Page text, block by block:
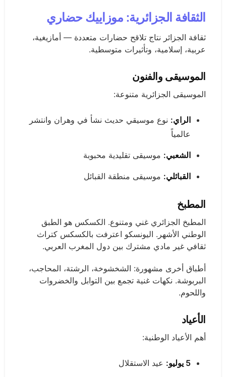
الثقافة الجزائرية: موزاييك حضاري
ثقافة الجزائر نتاج تلاقح حضارات متعددة — أمازيغية،
عربية، إسلامية، وتأثيرات متوسطية.
الموسيقى والفنون
الموسيقى الجزائرية متنوعة:
الراي: نوع موسيقي حديث نشأ في وهران وانتشر
عالمياً
الشعبي: موسيقى تقليدية محبوبة
القبائلي: موسيقى منطقة القبائل
المطبخ
المطبخ الجزائري غني ومتنوع. الكسكس هو الطبق
الوطني الأشهر. اليونسكو اعترفت بالكسكس كتراث
ثقافي غير مادي مشترك بين دول المغرب العربي.
أطباق أخرى مشهورة: الشخشوخة، الرشتة، المحاجب،
البربوشة. نكهات غنية تجمع بين التوابل والخضروات
واللحوم.
الأعياد
أهم الأعياد الوطنية:
5 يوليو: عيد الاستقلال